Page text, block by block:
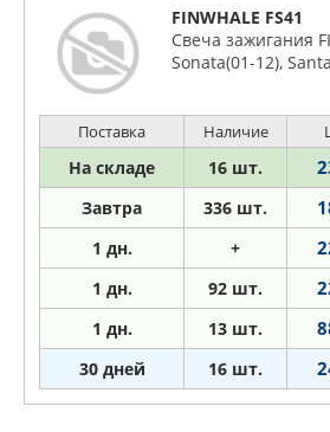
FINWHALE FS41
Свеча зажигания
Sonata(01-12),
Поставка Наличие
На складе 16 шт.
Завтра 336 шт.
1 дн. +
1 дн. 92 шт.
1 дн. 13 шт.
30 дней 16 шт.